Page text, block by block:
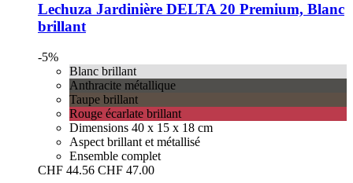
Lechuza Jardinière DELTA 20 Premium, Blanc
brillant
-5%
Blanc brillant
Anthracite métallique
Taupe brillant
Rouge écarlate brillant
Dimensions 40 x 15 x 18 cm
Aspect brillant et métallisé
Ensemble complet
CHF 44.56 CHF 47.00